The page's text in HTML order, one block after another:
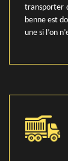
transporter
benne est
une si l’on